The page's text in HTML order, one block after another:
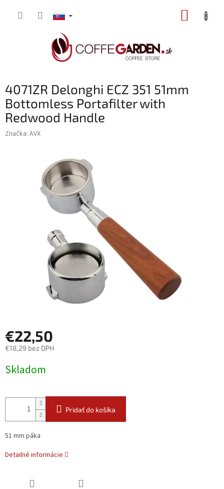
4071ZR Delonghi ECZ 351 51mm
Bottomless Portafilter with
Redwood Handle
Značka: AVX
€22,50
€18,29 bez DPH
cena:
Skladom
Pridať do košíka
51 mm páka
Detailné informácie